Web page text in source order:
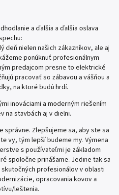
a ďalšia a ďalšia oslava
nielen našich zákazníkov, ale aj
ponúknuť profesionálnym
predajcom presne to elektrické
pracovať so zábavou a vášňou a
na ktoré budú hrdí.
inováciami a moderným riešením
na stavbách aj v dielni.
správne. Zlepšujeme sa, aby ste sa
vy, tým lepší budeme my. Výmena
s používateľmi je základom
spoločne prinášame. Jedine tak sa
profesionálov v oblasti
opracovania kovov a
leštenia.